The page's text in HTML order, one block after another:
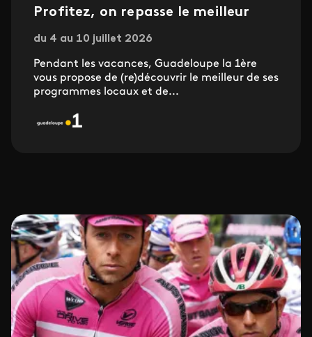
Profitez, on repasse le meilleur
du 4 au 10 juillet 2026
Pendant les vacances, Guadeloupe la 1ère
vous propose de (re)découvrir le meilleur de ses
programmes locaux et de...